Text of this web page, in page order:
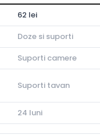
62 lei
Doze si suporti
Suporti camere
Suporti tavan
24 luni